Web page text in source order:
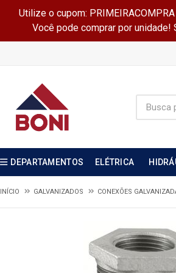
Utilize o cupom:
Você pode comprar por unidade!
DEPARTAMENTOS ELÉTRICA
INÍCIO GALVANIZADOS CONEXÕES